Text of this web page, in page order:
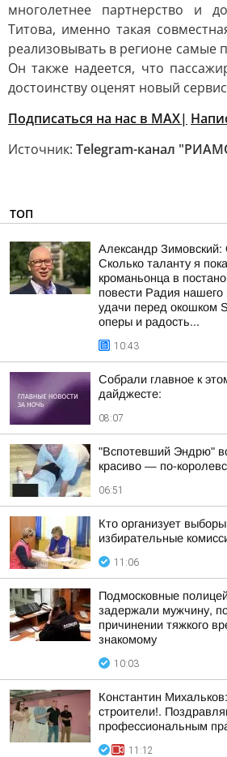
многолетнее партнерство и
Титова, именно такая
реализовывать в регионе самые
Он также надеется, что
достоинству оценят новый
Подписаться на нас в MAX|
Источник: Telegram-канал
ТОП
Александр Зимовский:
Сколько таланту я
кроманьонца в
повести Радия нашего
удачи перед окошком
оперы и радость...
10:43
Собрали главное к
дайджесте:
08:07
"Вспотевший Эндрю"
красиво — по-
06:51
Кто организует
избирательные
11:06
Подмосковные
задержали мужчину,
причинении тяжкого
знакомому
10:03
Константин
строители!.
профессиональным
11:12